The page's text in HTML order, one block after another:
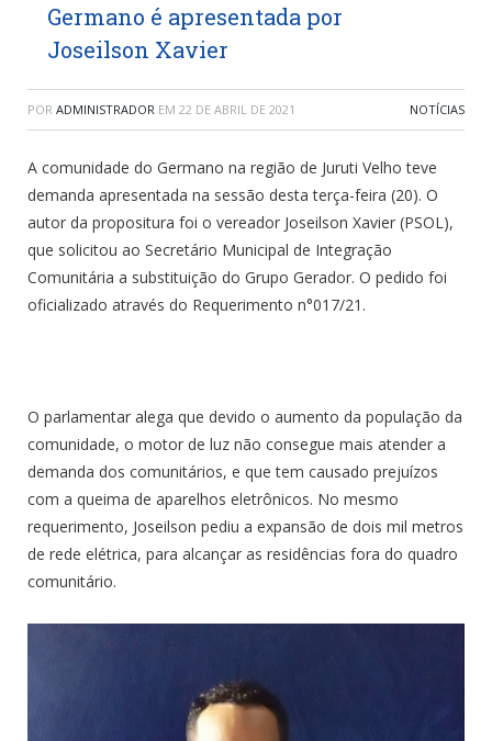
Germano é apresentada por
Joseilson Xavier
POR ADMINISTRADOR EM 22 DE ABRIL DE 2021 NOTÍCIAS
A comunidade do Germano na região de Juruti Velho teve
demanda apresentada na sessão desta terça-feira (20). O
autor da propositura foi o vereador Joseilson Xavier (PSOL),
que solicitou ao Secretário Municipal de Integração
Comunitária a substituição do Grupo Gerador. O pedido foi
oficializado através do Requerimento n°017/21.
O parlamentar alega que devido o aumento da população da
comunidade, o motor de luz não consegue mais atender a
demanda dos comunitários, e que tem causado prejuízos
com a queima de aparelhos eletrônicos. No mesmo
requerimento, Joseilson pediu a expansão de dois mil metros
de rede elétrica, para alcançar as residências fora do quadro
comunitário.